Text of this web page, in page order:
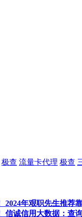
极查 流量卡代理 极查
2024年艰职先生推荐
信诚信用大数据：查